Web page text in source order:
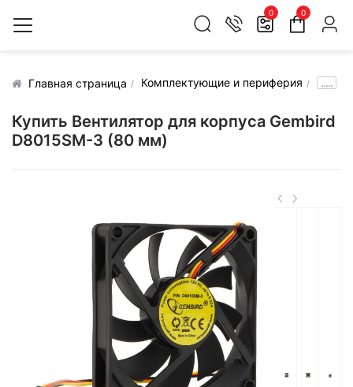
0 0
Главная страница Комплектующие и периферия .....
Купить Вентилятор для корпуса Gembird
D8015SM-3 (80 мм)